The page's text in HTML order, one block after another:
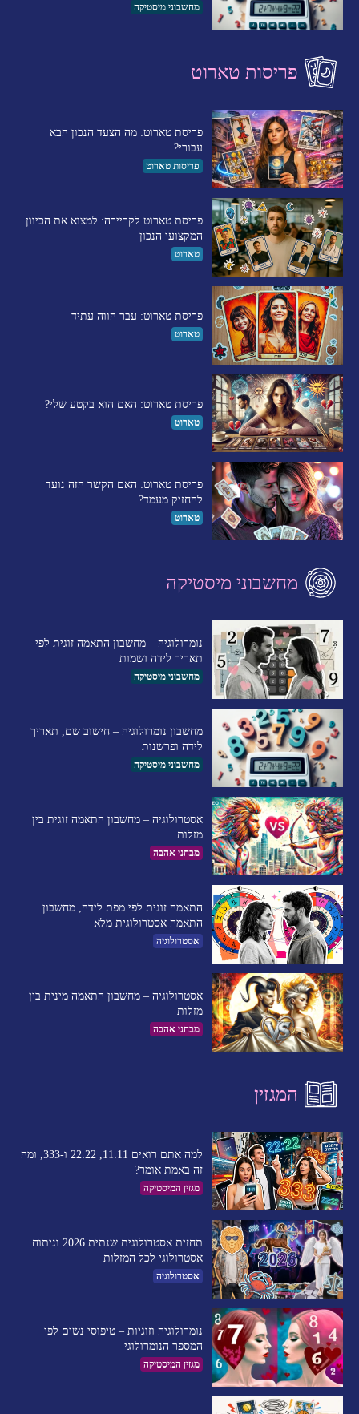
מחשבוני מיסטיקה
פריסות טארוט
פריסת טארוט: מה הצעד הנכון הבא
עבורי?
פריסות טארוט
פריסת טארוט לקריירה: למצוא את הכיוון
המקצועי הנכון
טארוט
פריסת טארוט: עבר הווה עתיד
טארוט
פריסת טארוט: האם הוא בקטע שלי?
טארוט
פריסת טארוט: האם הקשר הזה נועד
להחזיק מעמד?
טארוט
מחשבוני מיסטיקה
נומרולוגיה – מחשבון התאמה זוגית לפי
תאריך לידה ושמות
מחשבוני מיסטיקה
מחשבון נומרולוגיה – חישוב שם, תאריך
לידה ופרשנות
מחשבוני מיסטיקה
אסטרולוגיה – מחשבון התאמה זוגית בין
מזלות
מבחני אהבה
התאמה זוגית לפי מפת לידה, מחשבון
התאמה אסטרולוגית מלא
אסטרולוגיה
אסטרולוגיה – מחשבון התאמה מינית בין
מזלות
מבחני אהבה
המגזין
למה אתם רואים 11:11, 22:22 ו-333, ומה
זה באמת אומר?
מגזין המיסטיקה
תחזית אסטרולוגית שנתית 2026 וניתוח
אסטרולוגי לכל המזלות
אסטרולוגיה
נומרולוגיה וזוגיות – טיפוסי נשים לפי
המספר הנומרולוגי
מגזין המיסטיקה